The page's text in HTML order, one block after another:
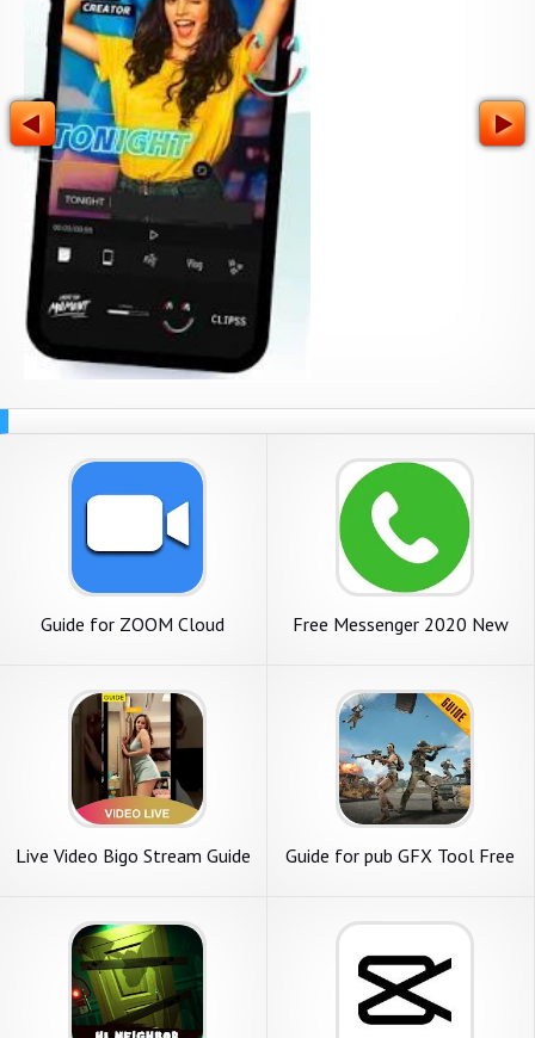
Guide for ZOOM Cloud
Free Messenger 2020 New
Live Video Bigo Stream Guide
Guide for pub GFX Tool Free